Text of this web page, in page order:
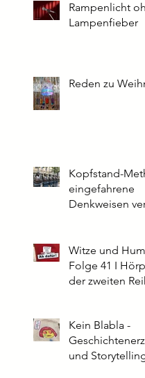
Rampenlicht
Lampenfieber
Reden zu
Kopfstand-
eingefahrene
Denkweisen
Witze und
Folge 41 I
der zweiten
Kein Blabla -
und